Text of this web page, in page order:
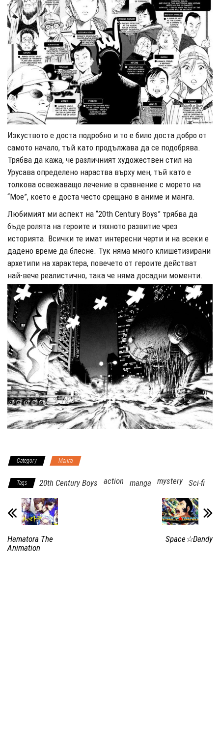
Изкуството е доста подробно и то е било доста добро от
самото начало, тъй като продължава да се подобрява.
Трябва да кажа, че различният художествен стил на
Урусава определено нараства върху мен, тъй като е
толкова освежаващо лечение в сравнение с морето на
“Мое”, което е доста често срещано в аниме и манга.
Любимият ми аспект на “20th Century Boys” трябва да
бъде ролята на героите и тяхното развитие чрез
историята. Всички те имат интересни черти и на всеки е
дадено време да блесне. Тук няма много клишетизирани
архетипи на характера, повечето от героите действат
най-вече реалистично, така че няма досадни моменти.
Category Манга
Tags 20th Century Boys action manga mystery Sci-fi
Hamatora The
Animation
Space☆Dandy